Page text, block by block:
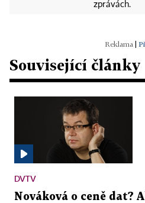
zprávách.
Související články
DVTV
Nováková o ceně dat?